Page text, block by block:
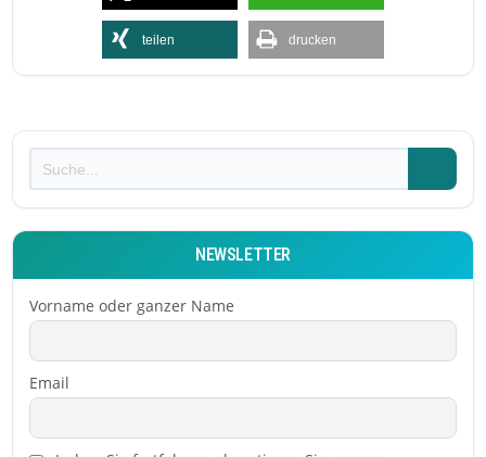
teilen drucken
NEWSLETTER
Vorname oder ganzer Name
Email